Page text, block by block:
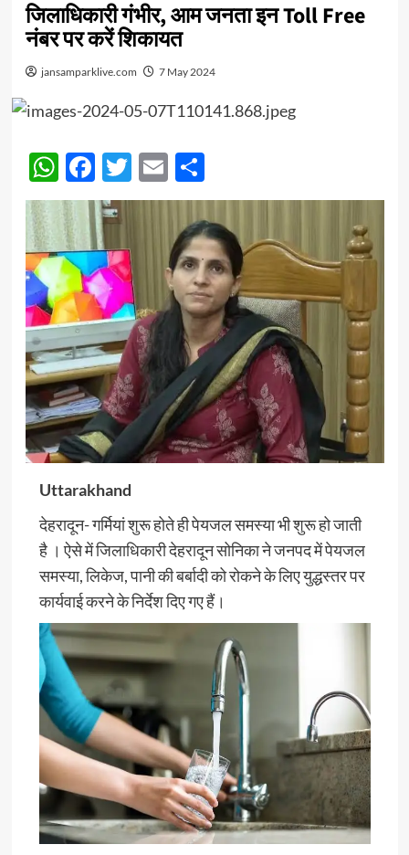
जिलाधिकारी गंभीर, आम जनता इन Toll Free
नंबर पर करें शिकायत
jansamparklive.com 7 May 2024
WhatsApp
Facebook
Twitter
EmailShare
Uttarakhand
देहरादून- गर्मियां शुरू होते ही पेयजल समस्या भी शुरू हो जाती
है । ऐसे में जिलाधिकारी देहरादून सोनिका ने जनपद में पेयजल
समस्या, लिकेज, पानी की बर्बादी को रोकने के लिए युद्धस्तर पर
कार्यवाई करने के निर्देश दिए गए हैं।